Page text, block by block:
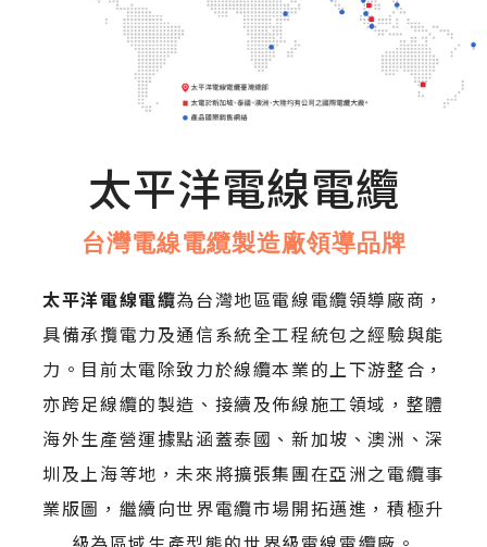
太平洋電線電纜
台灣電線電纜製造廠領導品牌
太平洋電線電纜為台灣地區電線電纜領導廠商，
具備承攬電力及通信系統全工程統包之經驗與能
力。目前太電除致力於線纜本業的上下游整合，
亦跨足線纜的製造、接續及佈線施工領域，整體
海外生產營運據點涵蓋泰國、新加坡、澳洲、深
圳及上海等地，未來將擴張集團在亞洲之電纜事
業版圖，繼續向世界電纜市場開拓邁進，積極升